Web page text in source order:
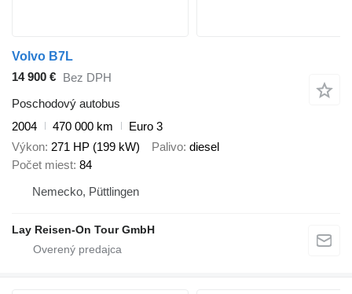
Volvo B7L
14 900 € Bez DPH
Poschodový autobus
2004
470 000 km
Euro 3
Výkon 271 HP (199 kW) Palivo diesel
Počet miest 84
Nemecko, Püttlingen
Lay Reisen-On Tour GmbH